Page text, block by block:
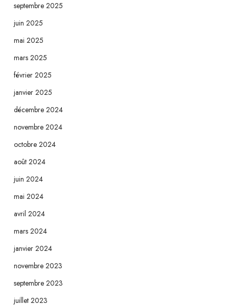
septembre 2025
juin 2025
mai 2025
mars 2025
février 2025
janvier 2025
décembre 2024
novembre 2024
octobre 2024
août 2024
juin 2024
mai 2024
avril 2024
mars 2024
janvier 2024
novembre 2023
septembre 2023
juillet 2023